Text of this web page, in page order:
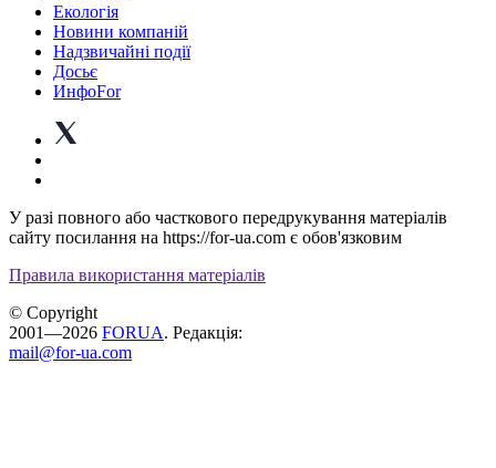
Екологія
Новини компаній
Надзвичайні події
Досьє
ИнфоFor
У разі повного або часткового передрукування матеріалів
сайту посилання на https://for-ua.com є обов'язковим
Правила використання матеріалів
© Copyright
2001—2026 FORUA. Редакція:
mail@for-ua.com